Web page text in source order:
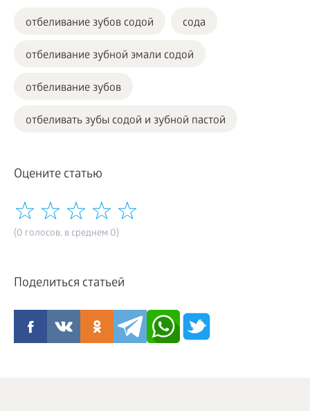
отбеливание зубов содой сода
отбеливание зубной эмали содой
отбеливание зубов
отбеливать зубы содой и зубной пастой
Оцените статью
(0 голосов, в среднем 0)
Поделиться статьей